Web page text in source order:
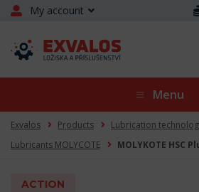
My account
Menu
Exvalos Products Lubrication
Lubricants MOLYCOTE
MOLYKOTE HSC
ACTION